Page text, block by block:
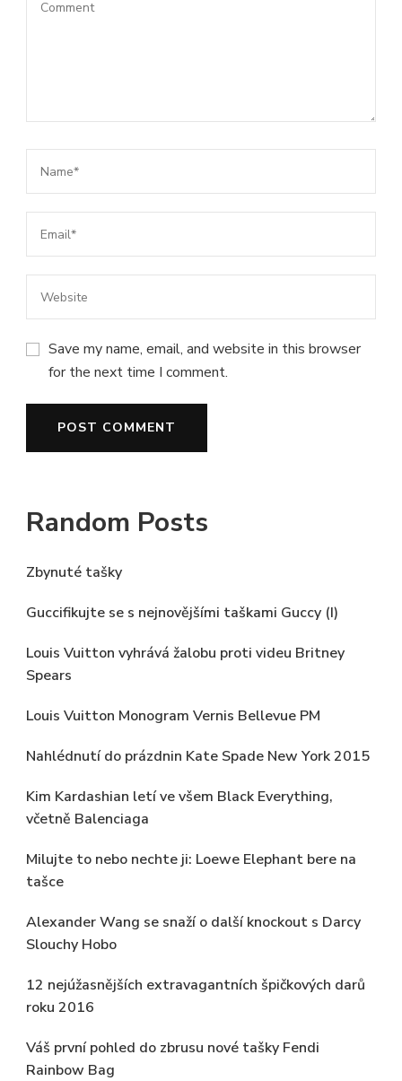
Save my name, email, and website in this browser
for the next time I comment.
Random Posts
Zbynuté tašky
Guccifikujte se s nejnovějšími taškami Guccy (I)
Louis Vuitton vyhrává žalobu proti videu Britney
Spears
Louis Vuitton Monogram Vernis Bellevue PM
Nahlédnutí do prázdnin Kate Spade New York 2015
Kim Kardashian letí ve všem Black Everything,
včetně Balenciaga
Milujte to nebo nechte ji: Loewe Elephant bere na
tašce
Alexander Wang se snaží o další knockout s Darcy
Slouchy Hobo
12 nejúžasnějších extravagantních špičkových darů
roku 2016
Váš první pohled do zbrusu nové tašky Fendi
Rainbow Bag